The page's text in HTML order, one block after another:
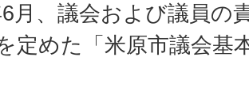
月、議会および議員の
定めた「米原市議会基